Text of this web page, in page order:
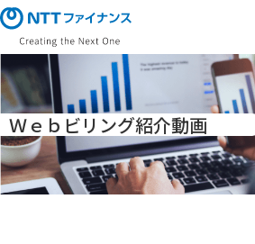
メ
イ
ン
コ
ン
テ
ン
ツ
に
Ｗｅｂビリング紹介動画